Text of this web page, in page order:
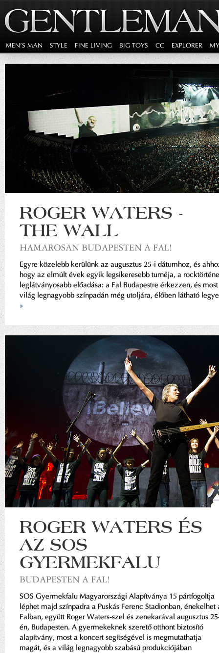
MEN'S MAN STYLE FINE LIVING BIG TOYS CC EXPLORER
ROGER WATERS -
THE WALL
HAMAROSAN BUDAPESTEN A FAL!
Egyre közelebb kerülünk az augusztus 25-i dátumhoz, és
hogy az elmúlt évek egyik legsikeresebb turnéja, a
leglátványosabb előadása: a Fal Budapestre érkezzen, és
világ legnagyobb színpadán még utoljára, élőben látható
»
ROGER WATERS ÉS
AZ SOS
GYERMEKFALU
BUDAPESTEN A FAL!
SOS Gyermekfalu Magyarországi Alapítványa 15 pártfogoltja
léphet majd színpadra a Puskás Ferenc Stadionban, énekelhet
Falban, együtt Roger Waters-szel és zenekarával augusztus
én, Budapesten. A gyermekeknek szerető otthont biztosító
alapítvány, most a koncert segítségével is megmutathatja
magát, és a világ legnagyobb szabású produkciójában